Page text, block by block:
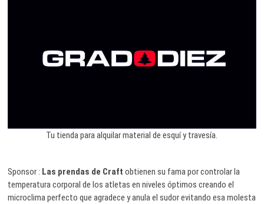
Tu tienda para alquilar material de esquí y travesía.
Sponsor : Las prendas de Craft obtienen su fama por controlar la
temperatura corporal de los atletas en niveles óptimos creando el
microclima perfecto que agradece y anula el sudor evitando esa molesta